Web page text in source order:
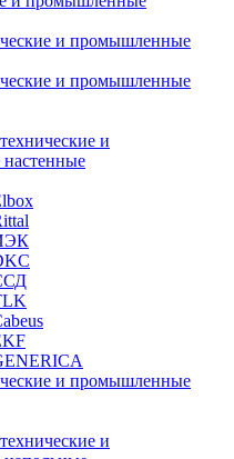
и промышленные
и промышленные
и
и промышленные
и